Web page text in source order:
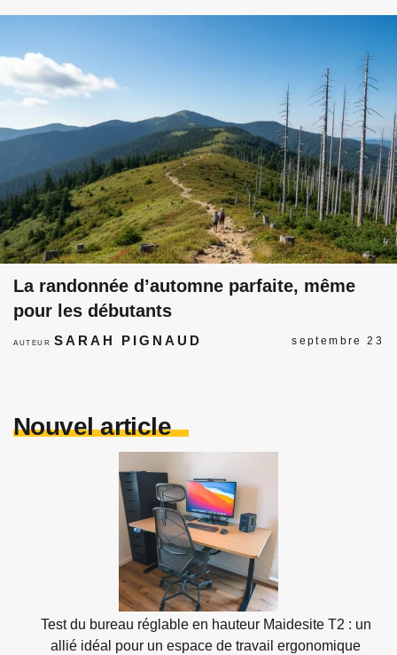
La randonnée d’automne parfaite, même
pour les débutants
AUTEURSARAH PIGNAUD septembre 23
Nouvel article
Test du bureau réglable en hauteur Maidesite T2 : un
allié idéal pour un espace de travail ergonomique